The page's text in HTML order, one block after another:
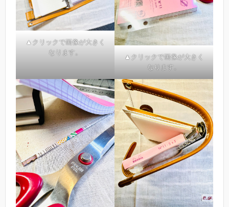
▲クリックで画像が大きく
なります。
▲クリックで画像が大きく
なります。